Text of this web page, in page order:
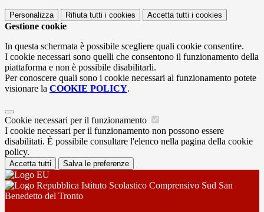
Personalizza Rifiuta tutti i cookies Accetta tutti i cookies
Gestione cookie
In questa schermata è possibile scegliere quali cookie consentire.
I cookie necessari sono quelli che consentono il funzionamento della
piattaforma e non è possibile disabilitarli.
Per conoscere quali sono i cookie necessari al funzionamento potete
visionare la COOKIE POLICY.
Cookie necessari per il funzionamento
I cookie necessari per il funzionamento non possono essere
disabilitati. È possibile consultare l'elenco nella pagina della cookie
policy.
Accetta tutti Salva le preferenze
Istituto Scolastico Comprensivo Sud San
Benedetto del Tronto